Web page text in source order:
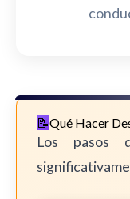
Qué Hacer
Los pasos